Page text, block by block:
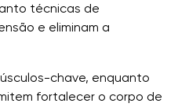
técnicas de
e eliminam a
chave, enquanto
fortalecer o corpo de